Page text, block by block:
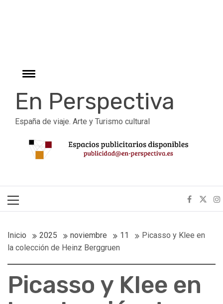
contenido
Cambiar
En Perspectiva
España de viaje. Arte y Turismo cultural
principal
Inicio 2025 noviembre 11
Picasso y Klee en
la colección de Heinz Berggruen
Picasso y Klee en